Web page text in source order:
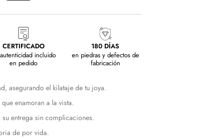
CERTIFICADO
incluido
en pedido
180 DÍAS
en piedras y defectos de
fabricación
asegurando el kilataje de tu joya.
enamoran a la vista.
entrega sin complicaciones.
de por vida.